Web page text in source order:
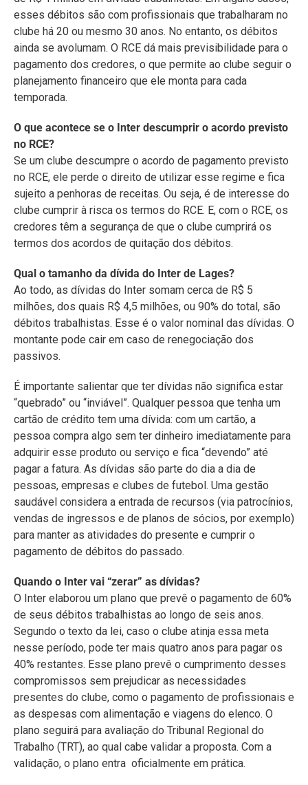
esses débitos são com profissionais que trabalharam no
clube há 20 ou mesmo 30 anos. No entanto, os débitos
ainda se avolumam. O RCE dá mais previsibilidade para o
pagamento dos credores, o que permite ao clube seguir o
planejamento financeiro que ele monta para cada
temporada.
O que acontece se o Inter descumprir o acordo previsto
no RCE?
Se um clube descumpre o acordo de pagamento previsto
no RCE, ele perde o direito de utilizar esse regime e fica
sujeito a penhoras de receitas. Ou seja, é de interesse do
clube cumprir à risca os termos do RCE. E, com o RCE, os
credores têm a segurança de que o clube cumprirá os
termos dos acordos de quitação dos débitos.
Qual o tamanho da dívida do Inter de Lages?
Ao todo, as dívidas do Inter somam cerca de R$ 5
milhões, dos quais R$ 4,5 milhões, ou 90% do total, são
débitos trabalhistas. Esse é o valor nominal das dívidas. O
montante pode cair em caso de renegociação dos
passivos.
É importante salientar que ter dívidas não significa estar
“quebrado” ou “inviável”. Qualquer pessoa que tenha um
cartão de crédito tem uma dívida: com um cartão, a
pessoa compra algo sem ter dinheiro imediatamente para
adquirir esse produto ou serviço e fica “devendo” até
pagar a fatura. As dívidas são parte do dia a dia de
pessoas, empresas e clubes de futebol. Uma gestão
saudável considera a entrada de recursos (via patrocínios,
vendas de ingressos e de planos de sócios, por exemplo)
para manter as atividades do presente e cumprir o
pagamento de débitos do passado.
Quando o Inter vai “zerar” as dívidas?
O Inter elaborou um plano que prevê o pagamento de 60%
de seus débitos trabalhistas ao longo de seis anos.
Segundo o texto da lei, caso o clube atinja essa meta
nesse período, pode ter mais quatro anos para pagar os
40% restantes. Esse plano prevê o cumprimento desses
compromissos sem prejudicar as necessidades
presentes do clube, como o pagamento de profissionais e
as despesas com alimentação e viagens do elenco. O
plano seguirá para avaliação do Tribunal Regional do
Trabalho (TRT), ao qual cabe validar a proposta. Com a
validação, o plano entra oficialmente em prática.